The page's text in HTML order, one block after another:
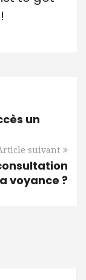
un
suivant
voyance ?